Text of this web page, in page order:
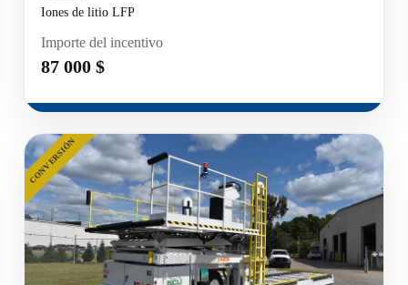
Iones de litio LFP
Importe del incentivo
87 000 $
CONVERSIÓN